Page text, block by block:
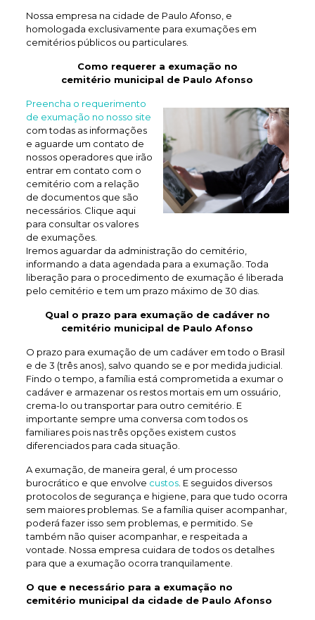
Nossa empresa na cidade de Paulo Afonso, e
homologada exclusivamente para exumações em
cemitérios públicos ou particulares.
Como requerer a exumação no
cemitério municipal de Paulo Afonso
Preencha o requerimento
de exumação no nosso site
com todas as informações
e aguarde um contato de
nossos operadores que irão
entrar em contato com o
cemitério com a relação
de documentos que são
necessários. Clique aqui
para consultar os valores
de exumações.
Iremos aguardar da administração do cemitério,
informando a data agendada para a exumação. Toda
liberação para o procedimento de exumação é liberada
pelo cemitério e tem um prazo máximo de 30 dias.
Qual o prazo para exumação de cadáver no
cemitério municipal de Paulo Afonso
O prazo para exumação de um cadáver em todo o Brasil
e de 3 (três anos), salvo quando se e por medida judicial.
Findo o tempo, a família está comprometida a exumar o
cadáver e armazenar os restos mortais em um ossuário,
crema-lo ou transportar para outro cemitério. E
importante sempre uma conversa com todos os
familiares pois nas três opções existem custos
diferenciados para cada situação.
A exumação, de maneira geral, é um processo
burocrático e que envolve custos. E seguidos diversos
protocolos de segurança e higiene, para que tudo ocorra
sem maiores problemas. Se a família quiser acompanhar,
poderá fazer isso sem problemas, e permitido. Se
também não quiser acompanhar, e respeitada a
vontade. Nossa empresa cuidara de todos os detalhes
para que a exumação ocorra tranquilamente.
O que e necessário para a exumação no
cemitério municipal da cidade de Paulo Afonso